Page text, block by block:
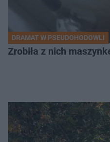
DRAMAT W PSEUDOHODOWLI
Zrobiła z nich